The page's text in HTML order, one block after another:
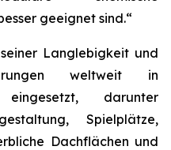
geeignet sind.“
Langlebigkeit und
weltweit in
darunter
Spielplätze,
Dachflächen und